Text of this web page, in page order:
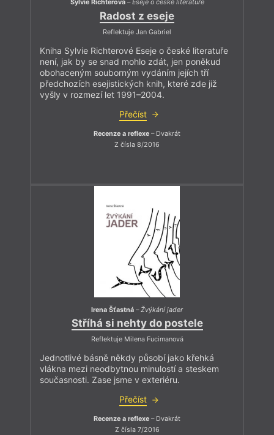
Sylvie Richterová–Eseje o české literatuře
Radost z eseje
Reflektuje Jan Gabriel
Kniha Sylvie Richterové Eseje o české literatuře
není, jak by se snad mohlo zdát, jen poněkud
obohaceným souborným vydáním jejích tří
předchozích esejistických knih, které zde již
vyšly v rozmezí let 1991–2004.
Přečíst
Recenze a reflexe – Dvakrát
Z čísla 8/2016
Irena Šťastná –Žvýkání jader
Stříhá si nehty do postele
Reflektuje Milena Fucimanová
Jednotlivé básně někdy působí jako křehká
vlákna mezi neodbytnou minulostí a steskem
současnosti. Zase jsme v exteriéru.
Přečíst
Recenze a reflexe – Dvakrát
Z čísla 7/2016